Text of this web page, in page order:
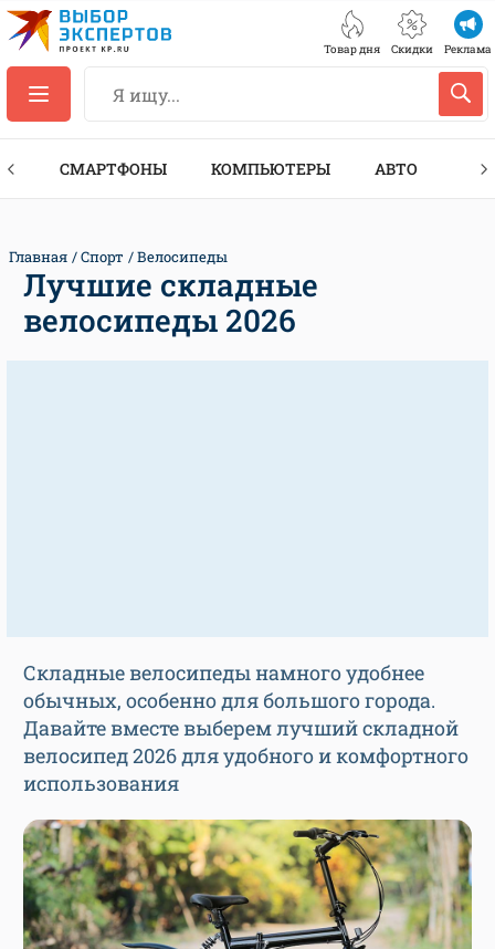
Товар дня Скидки Реклама
СМАРТФОНЫ КОМПЬЮТЕРЫ АВТО
Главная Спорт Велосипеды
Лучшие складные
велосипеды 2026
Складные велосипеды намного удобнее
обычных, особенно для большого города.
Давайте вместе выберем лучший складной
велосипед 2026 для удобного и комфортного
использования